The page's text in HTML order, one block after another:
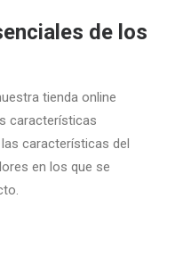
de los
tienda online
características
características del
en los que se